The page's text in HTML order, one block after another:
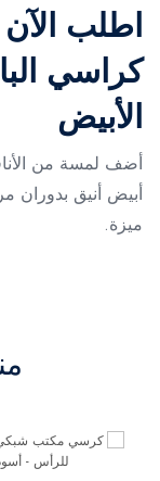
اطلب
كراسي
الأبيض
أضف لمسة من
أبيض أنيق بدوران
ميزة.